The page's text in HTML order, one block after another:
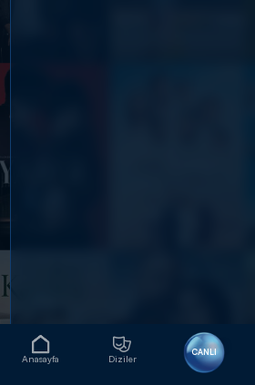
Anasayfa Diziler
CANLI